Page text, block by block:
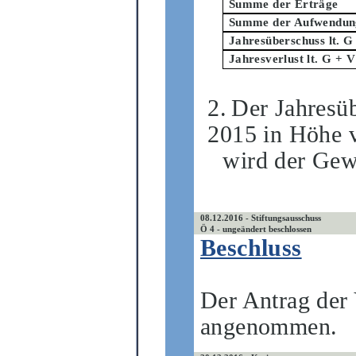
Summe der Erträge
Summe der
Jahresüberschuss lt.
Jahresverlust lt. G + V
2. Der
2015 in Höhe
wird der
08.12.2016 - Stiftungsausschuss
Ö 4 - ungeändert beschlossen
Beschluss
Der Antrag
angenommen.